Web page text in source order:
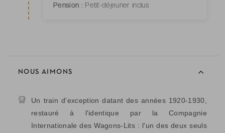
Pension : Petit-déjeuner inclus
NOUS AIMONS
Un train d'exception datant des années 1920-1930,
restauré à l'identique par la Compagnie
Internationale des Wagons-Lits : l'un des deux seuls